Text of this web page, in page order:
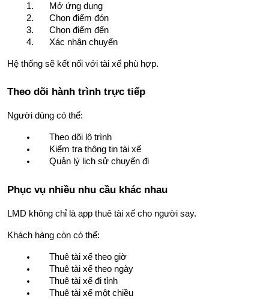
Mở ứng dụng
Chọn điểm đón
Chọn điểm đến
Xác nhận chuyến
Hệ thống sẽ kết nối với tài xế phù hợp.
Theo dõi hành trình trực tiếp
Người dùng có thể:
Theo dõi lộ trình
Kiểm tra thông tin tài xế
Quản lý lịch sử chuyến đi
Phục vụ nhiều nhu cầu khác nhau
LMD không chỉ là app thuê tài xế cho người say.
Khách hàng còn có thể:
Thuê tài xế theo giờ
Thuê tài xế theo ngày
Thuê tài xế đi tỉnh
Thuê tài xế một chiều